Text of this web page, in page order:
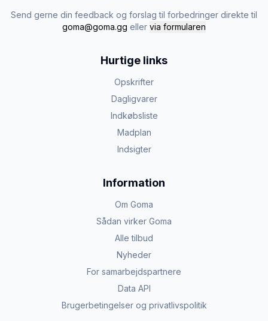
Send gerne din feedback og forslag til forbedringer direkte til
goma@goma.gg eller via formularen
Hurtige links
Opskrifter
Dagligvarer
Indkøbsliste
Madplan
Indsigter
Information
Om Goma
Sådan virker Goma
Alle tilbud
Nyheder
For samarbejdspartnere
Data API
Brugerbetingelser og privatlivspolitik